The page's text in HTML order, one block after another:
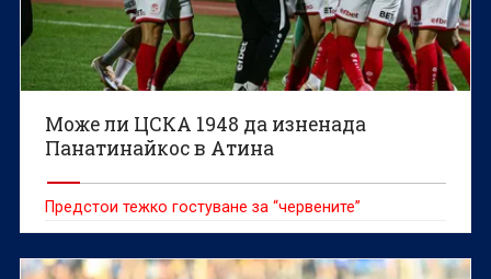
Може ли ЦСКА 1948 да изненада
Панатинайкос в Атина
Предстои тежко гостуване за “червените”